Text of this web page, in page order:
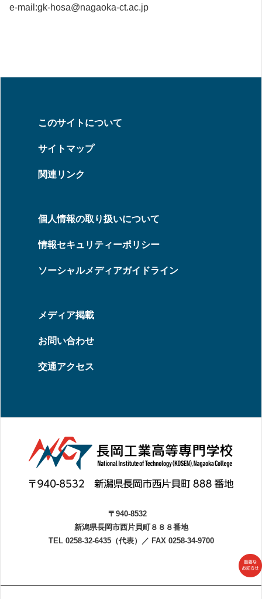
e-mail:gk-hosa@nagaoka-ct.ac.jp
このサイトについて
サイトマップ
関連リンク
個人情報の取り扱いについて
情報セキュリティーポリシー
ソーシャルメディアガイドライン
メディア掲載
お問い合わせ
交通アクセス
〒940-8532
新潟県長岡市西片貝町８８８番地
TEL 0258-32-6435（代表）
／ FAX 0258-34-9700